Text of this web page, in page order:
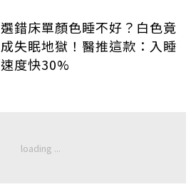
選錯床單顏色睡不好？白色竟
成失眠地獄！醫推這款：入睡
速度快30%